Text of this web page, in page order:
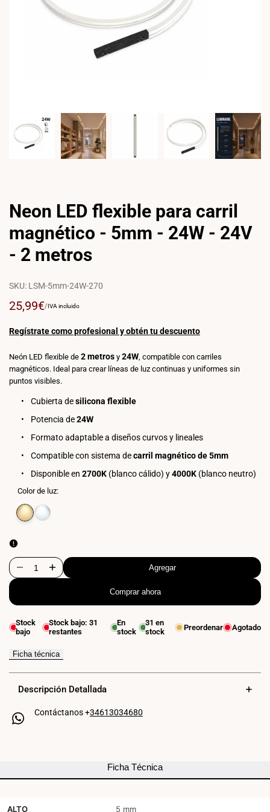
Neon LED flexible para carril
magnético - 5mm - 24W - 24V
- 2 metros
SKU: LSM-5mm-24W-270
Precio
venta
25,99€PRECIO
/POR
IVA incluido
Regístrate como profesional y obtén tu descuento
Neón LED flexible de 2 metros y 24W , compatible con carriles
magnéticos. Ideal para crear líneas de luz continuas y uniformes sin
puntos visibles.
Cubierta desilicona flexible
Potencia de24W
Formato adaptable a diseños curvos y lineales
Compatible con sistema decarril magnético de 5mm
Disponible en 2700K (blanco cálido) y4000K (blanco neutro)
Color de luz:
Variante
Blanco
cálido
Neon
LED
flexible
para
carril
Aumentar
Neon
LED
flexible
para
carril
Agregar
Comprar ahora
Stock
bajo
Stock bajo:31
restantes
En
stock
31 en
stock
Preordenar Agotado
Ficha técnica
Descripción Detallada
Contáctanos +34613034680
Ficha Técnica
ALTO 5 mm